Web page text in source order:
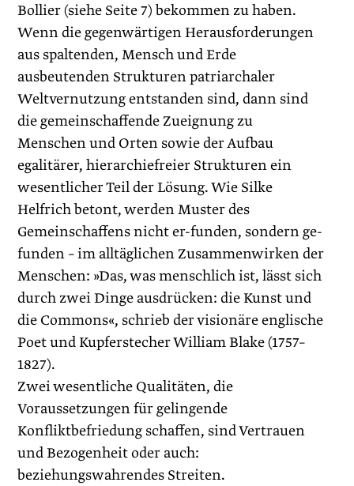
Bollier (siehe Seite 7) bekommen zu haben.
Wenn die gegenwärtigen Herausforderungen
aus spaltenden, Mensch und Erde
ausbeutenden Strukturen patriarchaler
Weltvernutzung entstanden sind, dann sind
die gemeinschaffende Zueignung zu
Menschen und Orten sowie der Aufbau
egalitärer, hierarchiefreier Strukturen ein
wesentlicher Teil der Lösung. Wie Silke
Helfrich betont, werden Muster des
Gemeinschaffens nicht er-funden, sondern ge-
funden – im alltäglichen Zusammenwirken der
Menschen: »Das, was menschlich ist, lässt sich
durch zwei Dinge ausdrücken: die Kunst und
die Commons«, schrieb der visionäre englische
Poet und Kupferstecher William Blake (1757–
1827).
Zwei wesentliche Qualitäten, die
Voraussetzungen für gelingende
Konfliktbefriedung schaffen, sind Vertrauen
und Bezogenheit oder auch:
beziehungswahrendes Streiten.